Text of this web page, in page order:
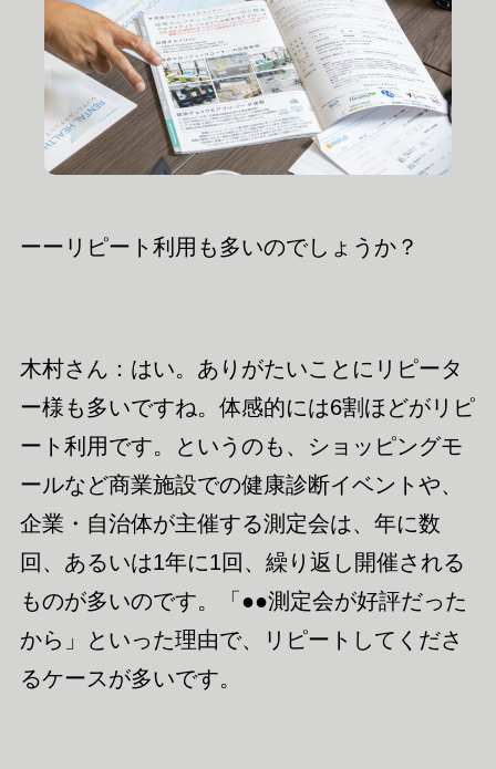
ーーリピート利用も多いのでしょうか？
木村さん：はい。ありがたいことにリピータ
ー様も多いですね。体感的には6割ほどがリピ
ート利用です。というのも、ショッピングモ
ールなど商業施設での健康診断イベントや、
企業・自治体が主催する測定会は、年に数
回、あるいは1年に1回、繰り返し開催される
ものが多いのです。「 ●●測定会が好評だった
から」といった理由で、リピートしてくださ
るケースが多いです。